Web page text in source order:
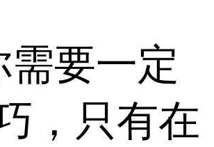
需要一定
，只有在